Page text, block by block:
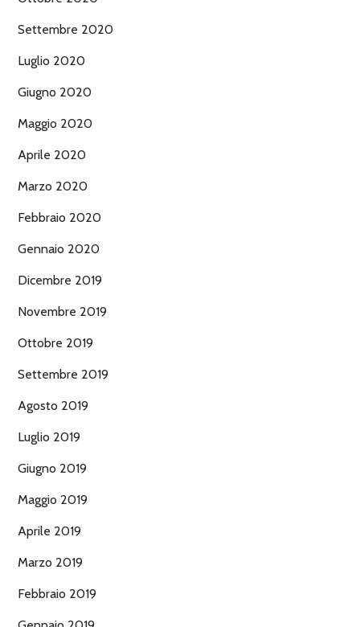
Settembre 2020
Luglio 2020
Giugno 2020
Maggio 2020
Aprile 2020
Marzo 2020
Febbraio 2020
Gennaio 2020
Dicembre 2019
Novembre 2019
Ottobre 2019
Settembre 2019
Agosto 2019
Luglio 2019
Giugno 2019
Maggio 2019
Aprile 2019
Marzo 2019
Febbraio 2019